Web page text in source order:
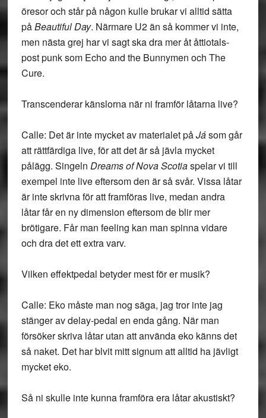
öresor och står på någon kulle brukar vi alltid sätta
påBeautiful Day. Närmare U2 än så kommer vi inte,
men nästa grej har vi sagt ska dra mer åt åttiotals-
post punk som Echo and the Bunnymen och The
Cure.
Transcenderar känslorna när ni framför låtarna live?
Calle: Det är inte mycket av materialet påJásom går
att rättfärdiga live, för att det är så jävla mycket
pålägg. Singeln Dreams of Nova Scotiaspelar vi till
exempel inte live eftersom den är så svår. Vissa låtar
är inte skrivna för att framföras live, medan andra
låtar får en ny dimension eftersom de blir mer
brötigare. Får man feeling kan man spinna vidare
och dra det ett extra varv.
Vilken effektpedal betyder mest för er musik?
Calle: Eko måste man nog säga, jag tror inte jag
stänger av delay-pedal en enda gång. När man
försöker skriva låtar utan att använda eko känns det
så naket. Det har blvit mitt signum att alltid ha jävligt
mycket eko.
Så ni skulle inte kunna framföra era låtar akustiskt?